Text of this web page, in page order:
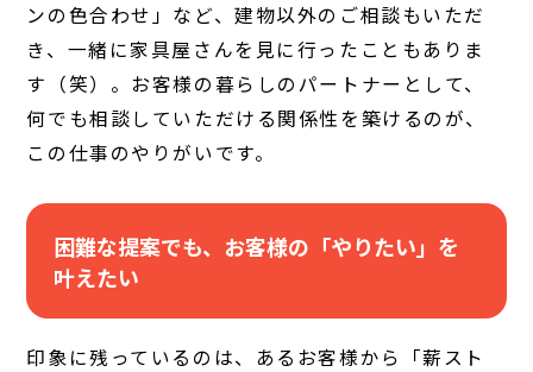
ンの色合わせ」など、建物以外のご相談もいただ
き、一緒に家具屋さんを見に行ったこともありま
す（笑）。お客様の暮らしのパートナーとして、
何でも相談していただける関係性を築けるのが、
この仕事のやりがいです。
困難な提案でも、お客様の「やりたい」を
叶えたい
印象に残っているのは、あるお客様から「薪スト